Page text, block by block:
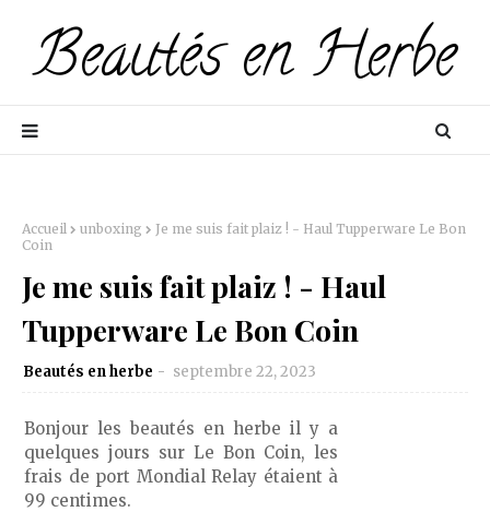
Accueil unboxing
Je me suis fait plaiz ! - Haul Tupperware Le Bon
Coin
Je me suis fait plaiz ! - Haul
Tupperware Le Bon Coin
Beautés en herbe septembre 22, 2023
Bonjour les beautés en herbe il y a
quelques jours sur Le Bon Coin, les
frais de port Mondial Relay étaient à
99 centimes.